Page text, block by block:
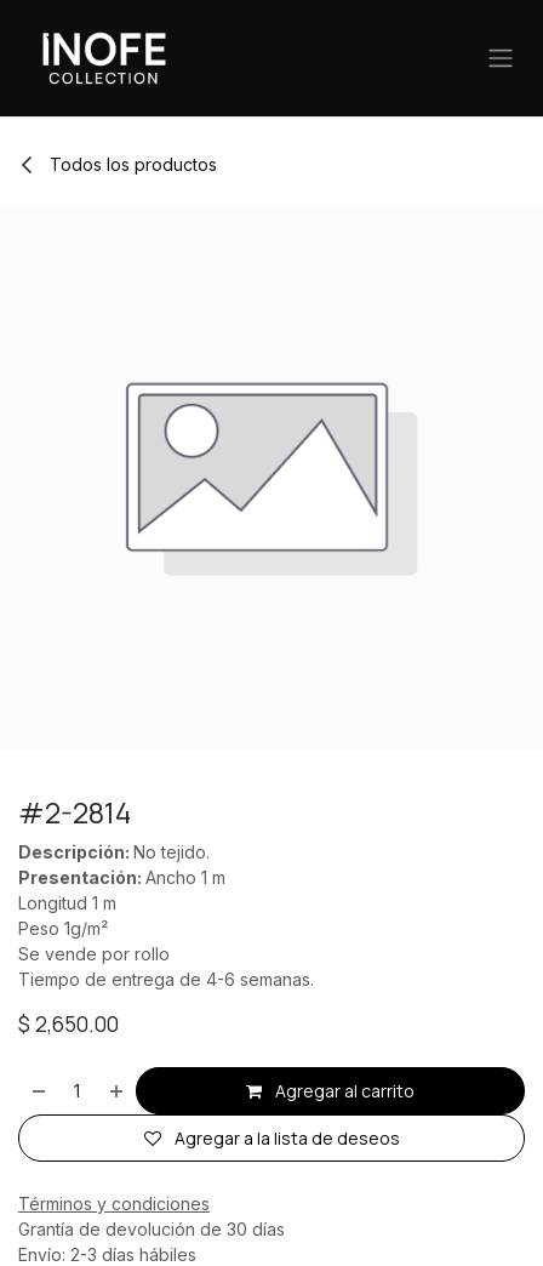
Todos los productos
#2-2814
Descripción: No tejido.
Presentación: Ancho 1 m
Longitud 1 m
Peso 1g/m²
Se vende por rollo
Tiempo de entrega de 4-6 semanas.
$ 2,650.00
Agregar al carrito
Agregar a la lista de deseos
Términos y condiciones
Grantía de devolución de 30 días
Envío: 2-3 días hábiles